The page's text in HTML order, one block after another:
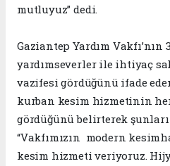
mutluyuz” dedi.
Gaziantep Yardım Vakfı’nın
yardımseverler ile ihtiyaç
vazifesi gördüğünü ifade
kurban kesim hizmetinin
gördüğünü belirterek
“Vakfımızın modern
kesim hizmeti veriyoruz.